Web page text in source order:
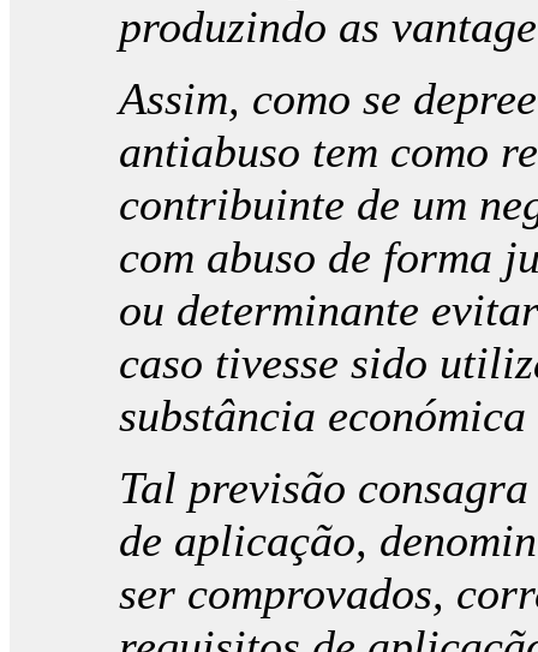
produzindo as
Assim, como se
antiabuso tem como
contribuinte de um
com abuso de forma
ou determinante
caso tivesse sido
substância
Tal previsão
de aplicação,
ser comprovados,